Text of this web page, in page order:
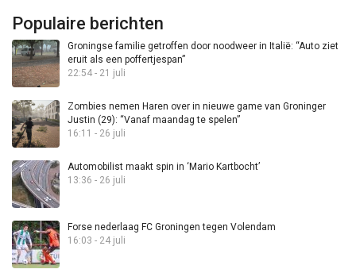
Populaire berichten
Groningse familie getroffen door noodweer in Italië: “Auto ziet
eruit als een poffertjespan”
22:54 - 21 juli
Zombies nemen Haren over in nieuwe game van Groninger
Justin (29): “Vanaf maandag te spelen”
16:11 - 26 juli
Automobilist maakt spin in ‘Mario Kartbocht’
13:36 - 26 juli
Forse nederlaag FC Groningen tegen Volendam
16:03 - 24 juli